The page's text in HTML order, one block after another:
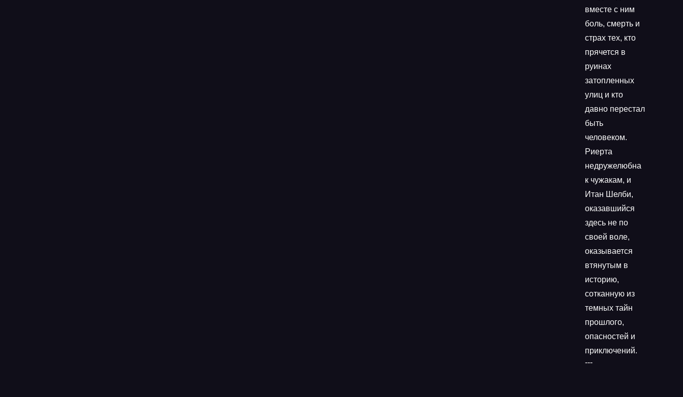
вместе с ним
боль, смерть и
страх тех, кто
прячется в
руинах
затопленных
улиц и кто
давно перестал
быть
человеком.
Риерта
недружелюбна
к чужакам, и
Итан Шелби,
оказавшийся
здесь не по
своей воле,
оказывается
втянутым в
историю,
сотканную из
темных тайн
прошлого,
опасностей и
приключений.
---